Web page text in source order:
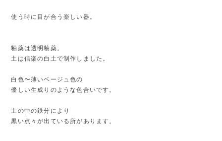
使う時に目が合う楽しい器。
釉薬は透明釉薬。
土は信楽の白土で制作しました。
白色〜薄いベージュ色の
優しい生成りのような色合いです。
土の中の鉄分により
黒い点々が出ている所があります。